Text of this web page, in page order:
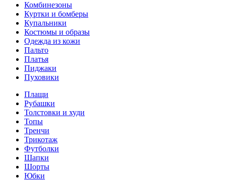
Комбинезоны
Куртки и бомберы
Купальники
Костюмы и образы
Одежда из кожи
Пальто
Платья
Пиджаки
Пуховики
Плащи
Рубашки
Толстовки и худи
Топы
Тренчи
Трикотаж
Футболки
Шапки
Шорты
Юбки